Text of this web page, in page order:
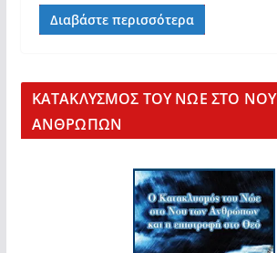
Διαβάστε περισσότερα
KΑΤΑΚΛΥΣΜΟΣ ΤΟΥ ΝΩΕ ΣΤΟ
ΑΝΘΡΩΠΩΝ